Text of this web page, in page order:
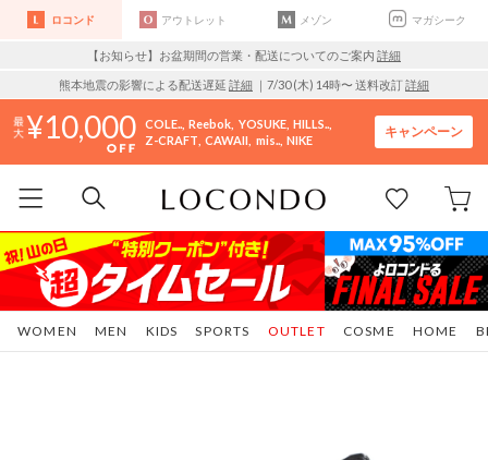
ロコンド アウトレット メゾン マガシーク
【お知らせ】お盆期間の営業・配送についてのご案内 詳細
熊本地震の影響による配送遅延 詳細 ｜7/30 (木) 14時〜 送料改訂詳細
10,000 COLE.. Reebok YOSUKE HILLS..
Z-CRAFT CAWAII mis.. NIKE
キャンペーン
WOMEN MEN KIDS SPORTS COSME HOME
OUTLET